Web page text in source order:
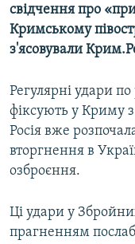
свідчення про
Кримському
з'ясовували
Регулярні удари
фіксують у Криму
Росія вже
вторгнення в
озброєння.
Ці удари у
прагненням